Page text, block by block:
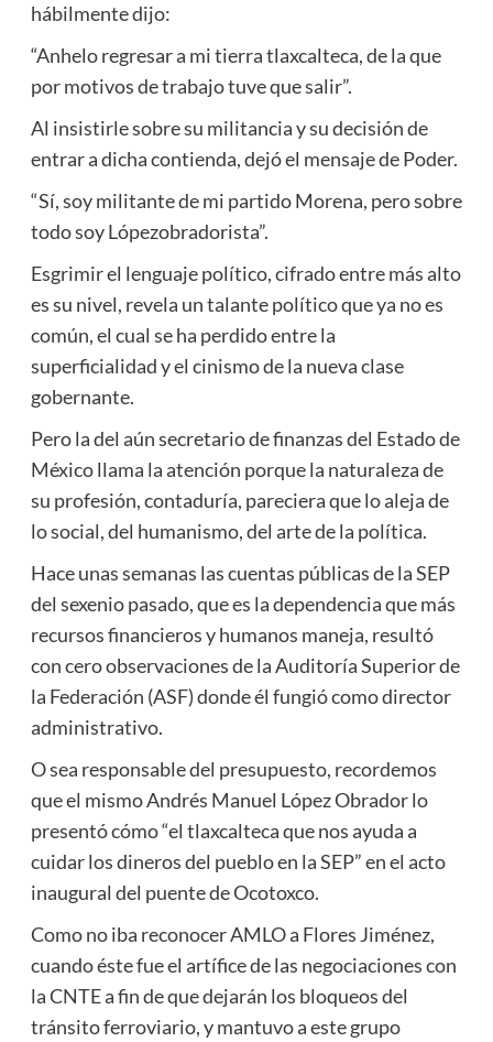
hábilmente dijo:
“Anhelo regresar a mi tierra tlaxcalteca, de la que
por motivos de trabajo tuve que salir”.
Al insistirle sobre su militancia y su decisión de
entrar a dicha contienda, dejó el mensaje de Poder.
“Sí, soy militante de mi partido Morena, pero sobre
todo soy Lópezobradorista”.
Esgrimir el lenguaje político, cifrado entre más alto
es su nivel, revela un talante político que ya no es
común, el cual se ha perdido entre la
superficialidad y el cinismo de la nueva clase
gobernante.
Pero la del aún secretario de finanzas del Estado de
México llama la atención porque la naturaleza de
su profesión, contaduría, pareciera que lo aleja de
lo social, del humanismo, del arte de la política.
Hace unas semanas las cuentas públicas de la SEP
del sexenio pasado, que es la dependencia que más
recursos financieros y humanos maneja, resultó
con cero observaciones de la Auditoría Superior de
la Federación (ASF) donde él fungió como director
administrativo.
O sea responsable del presupuesto, recordemos
que el mismo Andrés Manuel López Obrador lo
presentó cómo “el tlaxcalteca que nos ayuda a
cuidar los dineros del pueblo en la SEP” en el acto
inaugural del puente de Ocotoxco.
Como no iba reconocer AMLO a Flores Jiménez,
cuando éste fue el artífice de las negociaciones con
la CNTE a fin de que dejarán los bloqueos del
tránsito ferroviario, y mantuvo a este grupo